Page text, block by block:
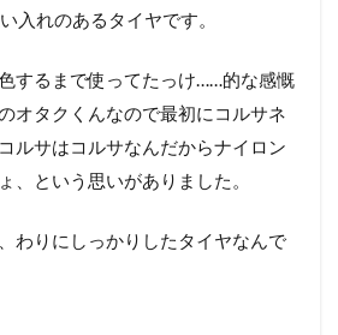
入れのあるタイヤです。
するまで使ってたっけ……的な感慨
オタクくんなので最初にコルサネ
ルサはコルサなんだからナイロン
、という思いがありました。
わりにしっかりしたタイヤなんで